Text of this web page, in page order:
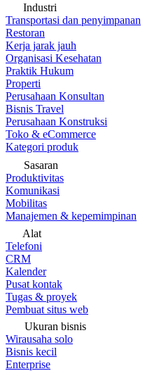
Industri
Transportasi dan penyimpanan
Restoran
Kerja jarak jauh
Organisasi Kesehatan
Praktik Hukum
Properti
Perusahaan Konsultan
Bisnis Travel
Perusahaan Konstruksi
Toko & eCommerce
Kategori produk
Sasaran
Produktivitas
Komunikasi
Mobilitas
Manajemen & kepemimpinan
Alat
Telefoni
CRM
Kalender
Pusat kontak
Tugas & proyek
Pembuat situs web
Ukuran bisnis
Wirausaha solo
Bisnis kecil
Enterprise